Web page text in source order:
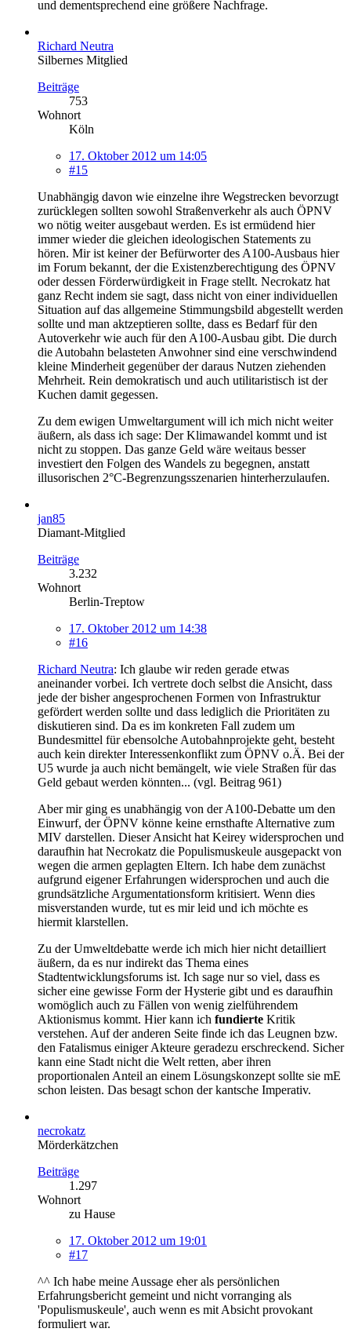
und dementsprechend eine größere Nachfrage.
Richard Neutra
Silbernes Mitglied
Beiträge
753
Wohnort
Köln
17. Oktober 2012 um 14:05
#15
Unabhängig davon wie einzelne ihre Wegstrecken bevorzugt
zurücklegen sollten sowohl Straßenverkehr als auch ÖPNV
wo nötig weiter ausgebaut werden. Es ist ermüdend hier
immer wieder die gleichen ideologischen Statements zu
hören. Mir ist keiner der Befürworter des A100-Ausbaus hier
im Forum bekannt, der die Existenzberechtigung des ÖPNV
oder dessen Förderwürdigkeit in Frage stellt. Necrokatz hat
ganz Recht indem sie sagt, dass nicht von einer individuellen
Situation auf das allgemeine Stimmungsbild abgestellt werden
sollte und man aktzeptieren sollte, dass es Bedarf für den
Autoverkehr wie auch für den A100-Ausbau gibt. Die durch
die Autobahn belasteten Anwohner sind eine verschwindend
kleine Minderheit gegenüber der daraus Nutzen ziehenden
Mehrheit. Rein demokratisch und auch utilitaristisch ist der
Kuchen damit gegessen.
Zu dem ewigen Umweltargument will ich mich nicht weiter
äußern, als dass ich sage: Der Klimawandel kommt und ist
nicht zu stoppen. Das ganze Geld wäre weitaus besser
investiert den Folgen des Wandels zu begegnen, anstatt
illusorischen 2°C-Begrenzungsszenarien hinterherzulaufen.
jan85
Diamant-Mitglied
Beiträge
3.232
Wohnort
Berlin-Treptow
17. Oktober 2012 um 14:38
#16
Richard Neutra: Ich glaube wir reden gerade etwas
aneinander vorbei. Ich vertrete doch selbst die Ansicht, dass
jede der bisher angesprochenen Formen von Infrastruktur
gefördert werden sollte und dass lediglich die Prioritäten zu
diskutieren sind. Da es im konkreten Fall zudem um
Bundesmittel für ebensolche Autobahnprojekte geht, besteht
auch kein direkter Interessenkonflikt zum ÖPNV o.Ä. Bei der
U5 wurde ja auch nicht bemängelt, wie viele Straßen für das
Geld gebaut werden könnten... (vgl. Beitrag 961)
Aber mir ging es unabhängig von der A100-Debatte um den
Einwurf, der ÖPNV könne keine ernsthafte Alternative zum
MIV darstellen. Dieser Ansicht hat Keirey widersprochen und
daraufhin hat Necrokatz die Populismuskeule ausgepackt von
wegen die armen geplagten Eltern. Ich habe dem zunächst
aufgrund eigener Erfahrungen widersprochen und auch die
grundsätzliche Argumentationsform kritisiert. Wenn dies
misverstanden wurde, tut es mir leid und ich möchte es
hiermit klarstellen.
Zu der Umweltdebatte werde ich mich hier nicht detailliert
äußern, da es nur indirekt das Thema eines
Stadtentwicklungsforums ist. Ich sage nur so viel, dass es
sicher eine gewisse Form der Hysterie gibt und es daraufhin
womöglich auch zu Fällen von wenig zielführendem
Aktionismus kommt. Hier kann ich fundierte Kritik
verstehen. Auf der anderen Seite finde ich das Leugnen bzw.
den Fatalismus einiger Akteure geradezu erschreckend. Sicher
kann eine Stadt nicht die Welt retten, aber ihren
proportionalen Anteil an einem Lösungskonzept sollte sie mE
schon leisten. Das besagt schon der kantsche Imperativ.
necrokatz
Mörderkätzchen
Beiträge
1.297
Wohnort
zu Hause
17. Oktober 2012 um 19:01
#17
^^ Ich habe meine Aussage eher als persönlichen
Erfahrungsbericht gemeint und nicht vorranging als
'Populismuskeule', auch wenn es mit Absicht provokant
formuliert war.